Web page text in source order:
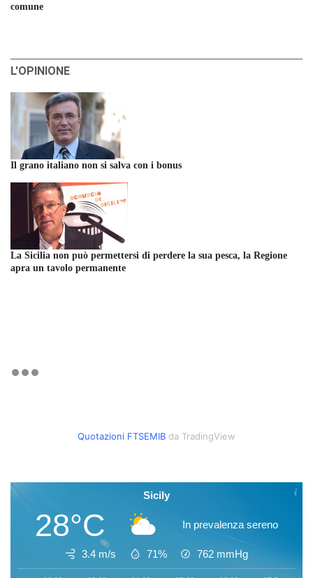
comune
L'OPINIONE
Il grano italiano non si salva con i bonus
La Sicilia non può permettersi di perdere la sua pesca, la Regione
apra un tavolo permanente
Quotazioni FTSEMIB da TradingView
Sicily
28°C In prevalenza sereno
3.4 m/s 71% 762 mmHg